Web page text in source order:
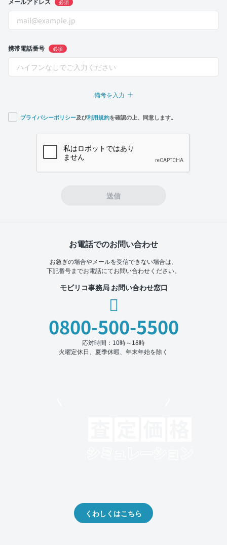
必須
携帯電話番号 必須
備考を入力
プライバシーポリシー及び利用規約を確認の上、同意します。
送信
お電話でのお問い合わせ
お急ぎの場合やメールを受信できない場合は、
下記番号までお電話にてお問い合わせください。
モビリコ事務局 お問い合わせ窓口
0800-500-5500
応対時間：10時～18時
火曜定休日、夏季休暇、年末年始を除く
くわしくはこちら